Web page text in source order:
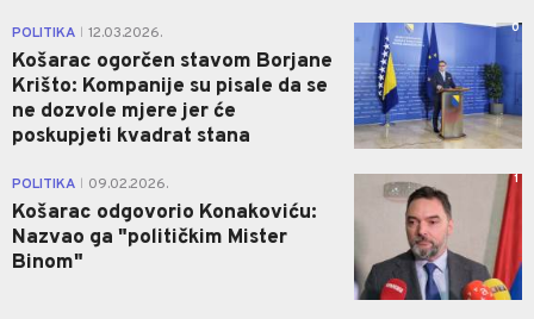
POLITIKA 12.03.2026.
Košarac ogorčen stavom Borjane
Krišto: Kompanije su pisale da se
ne dozvole mjere jer će
poskupjeti kvadrat stana
0
POLITIKA 09.02.2026.
Košarac odgovorio Konakoviću:
Nazvao ga "političkim Mister
Binom"
1